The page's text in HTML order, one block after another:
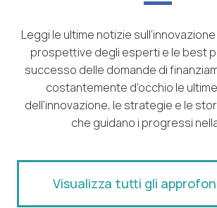
Leggi le ultime notizie sull’innovazione
prospettive degli esperti e le best
successo delle domande di
costantemente d’occhio le
dell’innovazione, le strategie e le
che guidano i progressi
Visualizza tutti gli